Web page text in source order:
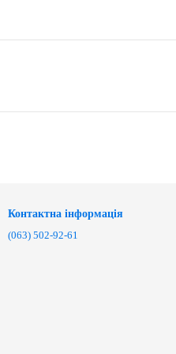
Контактна інформація
(063) 502-92-61